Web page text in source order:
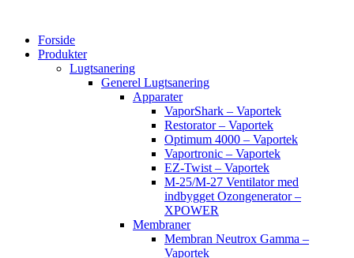
indholdForside
Produkter
Lugtsanering
Generel Lugtsanering
Apparater
VaporShark – Vaportek
Restorator – Vaportek
Optimum 4000 – Vaportek
Vaportronic – Vaportek
EZ-Twist – Vaportek
M-25/M-27 Ventilator med
indbygget Ozongenerator –
XPOWER
Membraner
Membran Neutrox Gamma –
Vaportek